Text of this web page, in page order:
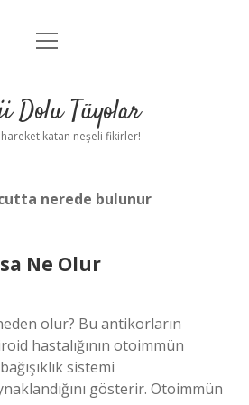
Anasayfa
Yasal Uyarı
menüyü
Dolu Tüyolar
hareket katan neşeli fikirler!
nerede bulunur
Ne Olur
olur? Bu antikorların
hastalığının otoimmün
sistemi
gösterir. Otoimmün